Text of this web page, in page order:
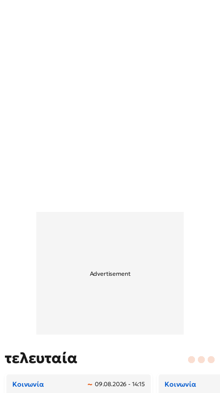
τελευταία
Κοινωνία 09.08.2026 - 14:15 Κοινωνία